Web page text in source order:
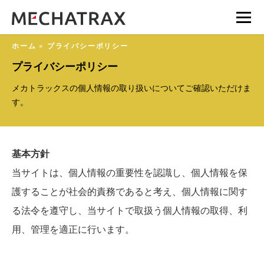
ホーム » プライバシーポリシー
プライバシーポリシー
メカトラックスの個人情報の取り扱いについてご確認いただけま
す。
基本方針
当サイトは、個人情報の重要性を認識し、個人情報を保
護することが社会的責務であると考え、個人情報に関す
る法令を遵守し、当サイトで取扱う個人情報の取得、利
用、管理を適正に行います。